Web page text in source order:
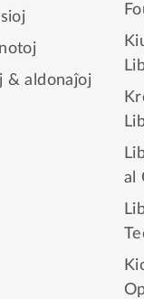
& aldonaĵoj
al